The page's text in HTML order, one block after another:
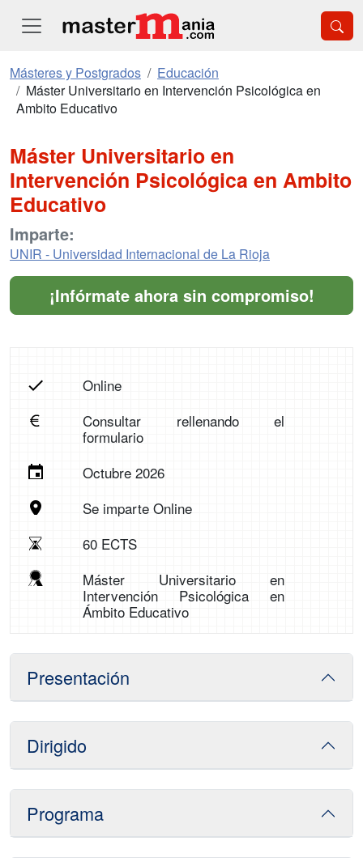
Másteres y Postgrados
Educación
Máster Universitario en Intervención Psicológica en
Ambito Educativo
Máster Universitario en
Intervención Psicológica en Ambito
Educativo
Imparte:
UNIR - Universidad Internacional de La Rioja
¡Infórmate ahora sin compromiso!
Online
Consultar rellenando el
formulario
Octubre 2026
Se imparte Online
60 ECTS
Máster Universitario en
Intervención Psicológica en
Ámbito Educativo
Presentación
Dirigido
Programa